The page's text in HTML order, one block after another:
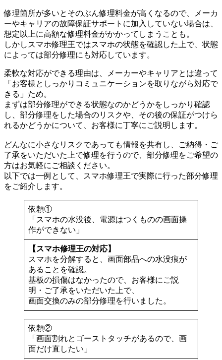
修理箇所が多いとそのぶん修理料金が高くなるので、メーカ
ーやキャリアの故障保証サポートに加入していない場合は、
想定以上に高額な修理料金がかかってしまうことも。
しかしスマホ修理王ではスマホの状態を確認した上で、状態
によっては部分修理にも対応しています。
柔軟な対応ができる理由は、メーカーやキャリアとは違って
「お客様としっかりコミュニケーションを取りながら対応で
きる」ため。
まずは部分修理ができる状態なのかどうかをしっかり確認
し、部分修理をした場合のリスクや、その後の保証がつけら
れるかどうかについて、お客様に丁寧にご説明します。
どんなに小さなリスクであっても情報を共有し、ご納得・ご
了承をいただいた上で修理を行うので、部分修理をご希望の
方はお気軽にご相談ください。
以下では一例として、スマホ修理王で実際に行った部分修理
をご紹介します。
依頼①
「スマホの水没後、電源はつくものの画面操
作ができない」
【スマホ修理王の対応】
スマホを分解すると、画面部品への水没痕が
あることを確認。
基板の損傷はなかったので、お客様にご説
明・ご了承をいただいた上で、
画面交換のみの部分修理を行いました。
依頼②
「画面割れとゴーストタッチがあるので、画
面だけ直したい」